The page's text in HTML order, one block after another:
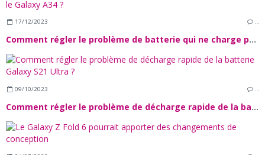
17/12/2023 …
Comment régler le problème de batterie qui ne charge pas sur le Galaxy A34 ?
09/10/2023 …
Comment régler le problème de décharge rapide de la batterie Galaxy S21 Ultra ?